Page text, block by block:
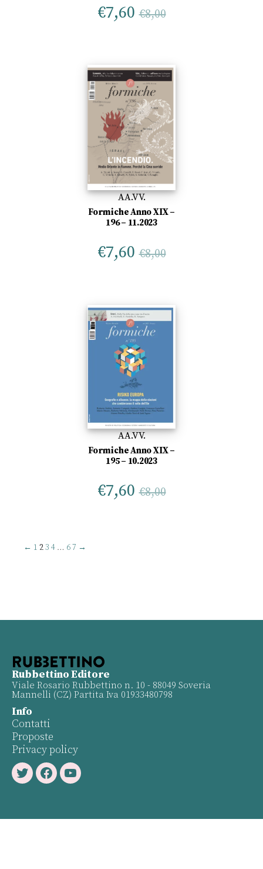
€7,60 €8,00
AA.VV.
Formiche Anno XIX –
196 – 11.2023
€7,60 €8,00
AA.VV.
Formiche Anno XIX –
195 – 10.2023
€7,60 €8,00
← 1 23 4 … 67 →
Rubbettino Editore
Viale Rosario Rubbettino n. 10 - 88049 Soveria
Mannelli (CZ) Partita Iva 01933480798
Info
Contatti
Proposte
Privacy policy
TwitterFacebookYoutube